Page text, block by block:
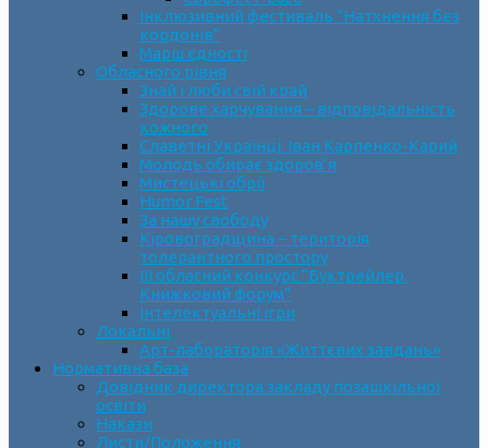
Інклюзивний фестиваль “Натхнення без
кордонів”
Марш єдності
Обласного рівня
Знай і люби свій край
Здорове харчування – відповідальність
кожного
Славетні Українці. Іван Карпенко-Карий
Молодь обирає здоров’я
Мистецькі обрії
Humor Fest
За нашу свободу
Кіровоградщина – територія
толерантного простору
ІII обласний конкурс “Буктрейлер.
Книжковий форум”
Інтелектуальні ігри
Локальні
Арт-лабораторія «Життєвих завдань»
Нормативна база
Довідник директора закладу позашкільної
освіти
Накази
Листи/Положення